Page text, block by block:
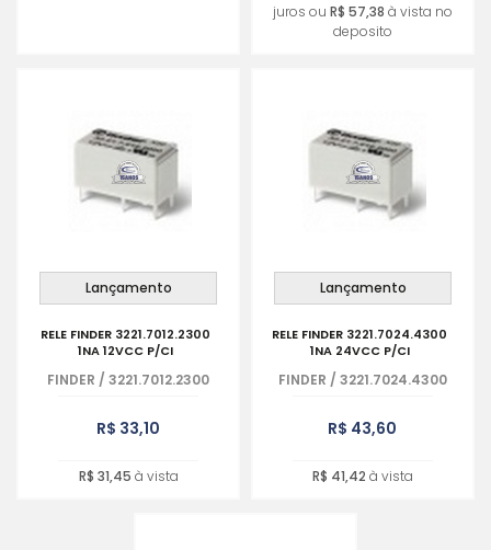
juros ou R$ 57,38 à vista no
deposito
Lançamento
RELE FINDER 3221.7012.2300
1NA 12VCC P/CI
FINDER / 3221.7012.2300
R$ 33,10
R$ 31,45 à vista
Lançamento
RELE FINDER 3221.7024.4300
1NA 24VCC P/CI
FINDER / 3221.7024.4300
R$ 43,60
R$ 41,42 à vista